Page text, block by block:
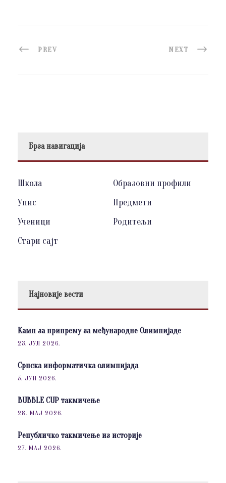
PREV NEXT
Брза навигација
Школа
Образовни профили
Упис
Предмети
Ученици
Родитељи
Стари сајт
Најновије вести
Камп за припрему за међународне Олимпијаде
23. ЈУЛ 2026.
Српска информатичка олимпијада
5. ЈУН 2026.
BUBBLE CUP такмичење
28. МАЈ 2026.
Републичко такмичење из историје
27. МАЈ 2026.